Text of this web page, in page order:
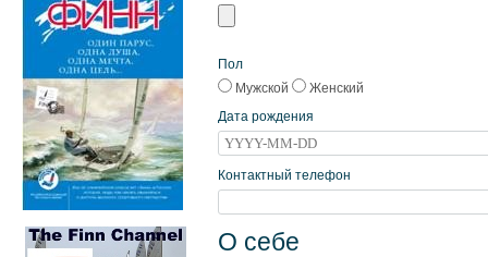
Пол
Мужской
Женский
Дата рождения
Контактный телефон
О себе